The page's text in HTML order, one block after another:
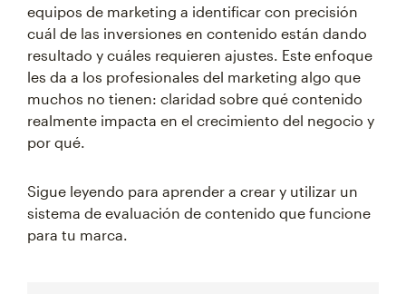
equipos de marketing a identificar con precisión
cuál de las inversiones en contenido están dando
resultado y cuáles requieren ajustes. Este enfoque
les da a los profesionales del marketing algo que
muchos no tienen: claridad sobre qué contenido
realmente impacta en el crecimiento del negocio y
por qué.
Sigue leyendo para aprender a crear y utilizar un
sistema de evaluación de contenido que funcione
para tu marca.